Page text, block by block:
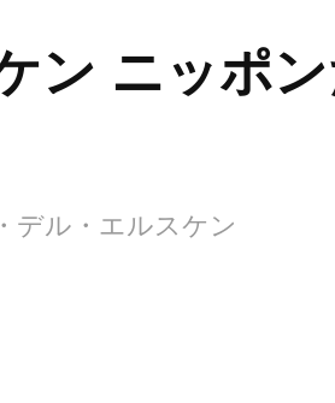
ン ニッポ
デル・エルスケン